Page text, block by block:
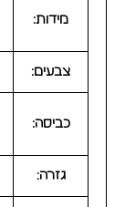
מידות:
צבעים:
כביסה:
גזרה: